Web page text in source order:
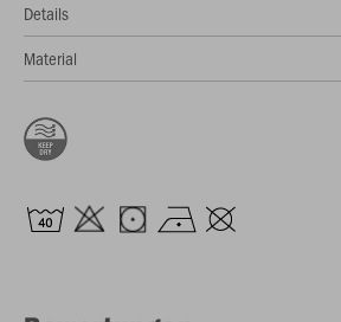
Details
Material